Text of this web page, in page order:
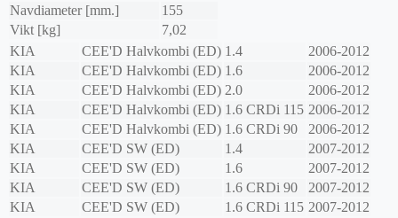
Navdiameter [mm.]
155
Vikt [kg]
7,02
KIA
CEE'D Halvkombi (ED) 1.4
2006-2012
KIA
CEE'D Halvkombi (ED) 1.6
2006-2012
KIA
CEE'D Halvkombi (ED) 2.0
2006-2012
KIA
CEE'D Halvkombi (ED) 1.6 CRDi 115 2006-2012
KIA
CEE'D Halvkombi (ED) 1.6 CRDi 90
2006-2012
KIA
CEE'D SW (ED) 1.4
2007-2012
KIA
CEE'D SW (ED) 1.6
2007-2012
KIA
CEE'D SW (ED) 1.6 CRDi 90
2007-2012
KIA
CEE'D SW (ED) 1.6 CRDi 115 2007-2012